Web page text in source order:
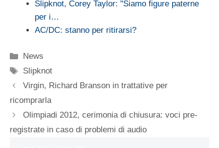
Slipknot, Corey Taylor: "Siamo figure paterne
per i…
AC/DC: stanno per ritirarsi?
Categorie
News
Tag
Slipknot
Virgin, Richard Branson in trattative per
ricomprarla
Olimpiadi 2012, cerimonia di chiusura: voci pre-
registrate in caso di problemi di audio